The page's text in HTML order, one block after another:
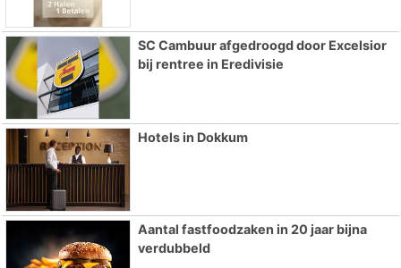
SC Cambuur afgedroogd door Excelsior
bij rentree in Eredivisie
Hotels in Dokkum
Aantal fastfoodzaken in 20 jaar bijna
verdubbeld